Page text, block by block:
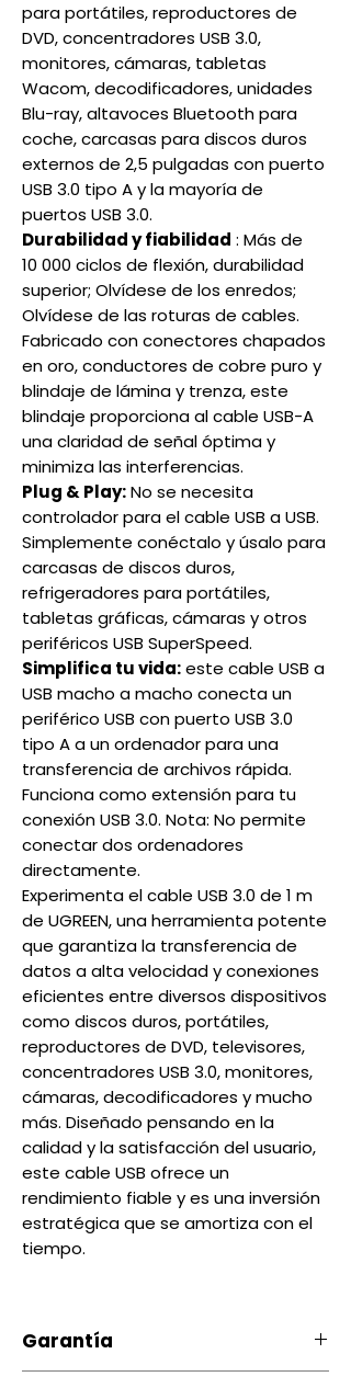
para portátiles, reproductores de
DVD, concentradores USB 3.0,
monitores, cámaras, tabletas
Wacom, decodificadores, unidades
Blu-ray, altavoces Bluetooth para
coche, carcasas para discos duros
externos de 2,5 pulgadas con puerto
USB 3.0 tipo A y la mayoría de
puertos USB 3.0.
Durabilidad y fiabilidad : Más de
10 000 ciclos de flexión, durabilidad
superior; Olvídese de los enredos;
Olvídese de las roturas de cables.
Fabricado con conectores chapados
en oro, conductores de cobre puro y
blindaje de lámina y trenza, este
blindaje proporciona al cable USB-A
una claridad de señal óptima y
minimiza las interferencias.
Plug & Play:No se necesita
controlador para el cable USB a USB.
Simplemente conéctalo y úsalo para
carcasas de discos duros,
refrigeradores para portátiles,
tabletas gráficas, cámaras y otros
periféricos USB SuperSpeed.
Simplifica tu vida:este cable USB a
USB macho a macho conecta un
periférico USB con puerto USB 3.0
tipo A a un ordenador para una
transferencia de archivos rápida.
Funciona como extensión para tu
conexión USB 3.0. Nota: No permite
conectar dos ordenadores
directamente.
Experimenta el cable USB 3.0 de 1 m
de UGREEN, una herramienta potente
que garantiza la transferencia de
datos a alta velocidad y conexiones
eficientes entre diversos dispositivos
como discos duros, portátiles,
reproductores de DVD, televisores,
concentradores USB 3.0, monitores,
cámaras, decodificadores y mucho
más. Diseñado pensando en la
calidad y la satisfacción del usuario,
este cable USB ofrece un
rendimiento fiable y es una inversión
estratégica que se amortiza con el
tiempo.
Garantía